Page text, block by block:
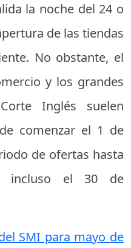
la noche del 24 o
de las tiendas
No obstante, el
y los grandes
Inglés suelen
comenzar el 1 de
de ofertas hasta
incluso el 30 de
SMI para mayo de